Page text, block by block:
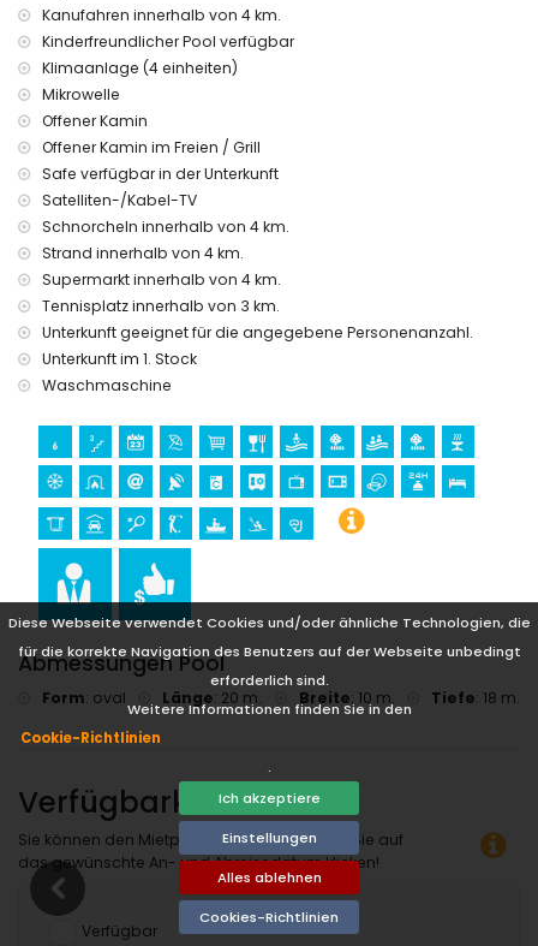
Diese Webseite verwendet Cookies und/oder ähnliche Technologien, die
für die korrekte Navigation des Benutzers auf der Webseite unbedingt
erforderlich sind.
Weitere Informationen finden Sie in den
Cookie-Richtlinien
.
Ich akzeptiere
Einstellungen
Alles ablehnen
Cookies-Richtlinien
Unterhaltung und Freizeitaktivitäten für Ihren Urlaub in
Altea, Costa Blanca
Themenpark (Terra Mitica) und Tierpark (Terra Natura)
(innerhalb von 10 Kilometern vom Haus)
Sehenswürdigkeiten und Kultur in Altea, Costa Blanca
Kirche (innerhalb von 5 Kilometern von der Unterkunft)
Burg (Guadalest) (innerhalb von 25 Kilometern von der
Unterkunft)
Sport
Tennis, Golf, Kanufahren, Kajakfahren und Schnorcheln
(innerhalb von 5 Kilometern vom Haus)
Kanufahren innerhalb von 4 km.
Kinderfreundlicher Pool verfügbar
Klimaanlage (4 einheiten)
Mikrowelle
Offener Kamin
Offener Kamin im Freien / Grill
Safe verfügbar in der Unterkunft
Satelliten-/Kabel-TV
Schnorcheln innerhalb von 4 km.
Strand innerhalb von 4 km.
Supermarkt innerhalb von 4 km.
Tennisplatz innerhalb von 3 km.
Unterkunft geeignet für die angegebene Personenanzahl.
Unterkunft im 1. Stock
Waschmaschine
Abmessungen Pool
Form: oval Länge: 20 m. Breite: 10 m. Tiefe: 18 m.
Verfügbarkeit
Sie können den Mietpreis berechnen, indem Sie auf
das gewünschte An- und Abreisedatum klicken!
Verfügbar